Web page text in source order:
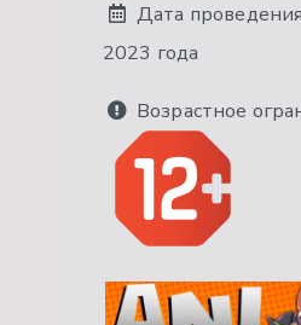
Дата
2023 года
Возрастное